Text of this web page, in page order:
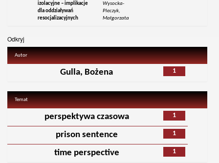
izolacyjne – implikacje
dla oddziaływań
resocjalizacyjnych
Wysocka-
Pleczyk,
Małgorzata
Odkryj
Autor
1
Gulla, Bożena
Temat
1
perspektywa czasowa
1
prison sentence
1
time perspective